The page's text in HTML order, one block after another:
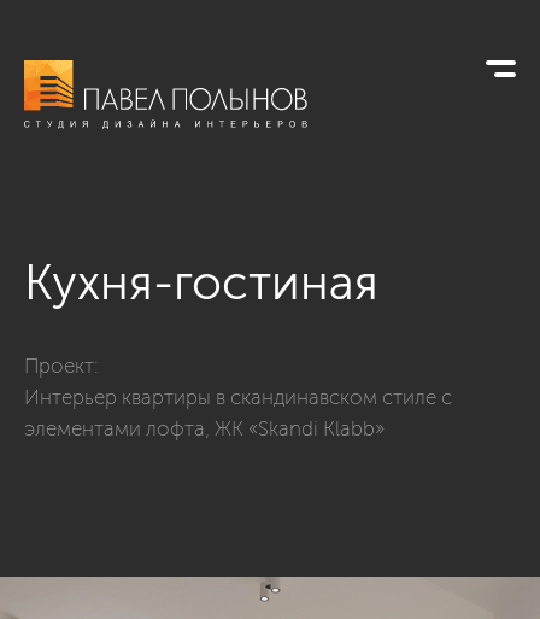
Кухня-гостиная
Проект:
Интерьер квартиры в скандинавском стиле с
элементами лофта, ЖК «Skandi Klabb»